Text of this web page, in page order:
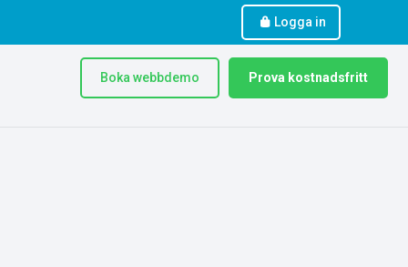
Logga in
Boka webbdemo Prova kostnadsfritt